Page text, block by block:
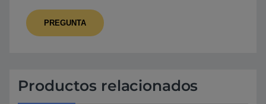
Productos relacionados